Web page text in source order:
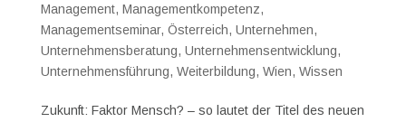
Management, Managementkompetenz,
Managementseminar, Österreich, Unternehmen,
Unternehmensberatung, Unternehmensentwicklung,
Unternehmensführung, Weiterbildung, Wien, Wissen
Zukunft: Faktor Mensch? – so lautet der Titel des neuen